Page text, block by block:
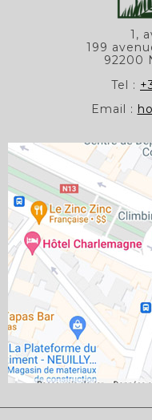
1,
199
92200
Tel :
Email :